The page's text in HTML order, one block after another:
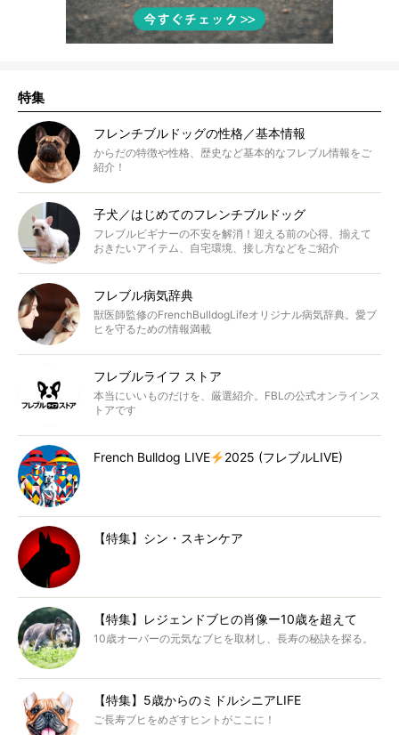
特集
フレンチブルドッグの性格／基本情報
からだの特徴や性格、歴史など基本的なフレブル情報をご
紹介！
子犬／はじめてのフレンチブルドッグ
フレブルビギナーの不安を解消！迎える前の心得、揃えて
おきたいアイテム、自宅環境、接し方などをご紹介
フレブル病気辞典
獣医師監修のFrenchBulldogLifeオリジナル病気辞典。愛ブ
ヒを守るための情報満載
フレブルライフ ストア
本当にいいものだけを、厳選紹介。FBLの公式オンラインス
トアです
French Bulldog LIVE 2025 (フレブルLIVE)
【特集】シン・スキンケア
【特集】レジェンドブヒの肖像ー10歳を超えて
10歳オーバーの元気なブヒを取材し、長寿の秘訣を探る。
【特集】5歳からのミドルシニアLIFE
ご長寿ブヒをめざすヒントがここに！